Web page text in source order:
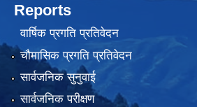
Reports
वार्षिक प्रगति प्रतिवेदन
चौमासिक प्रगति प्रतिवेदन
सार्वजनिक सुनुवाई
सार्वजनिक परीक्षण